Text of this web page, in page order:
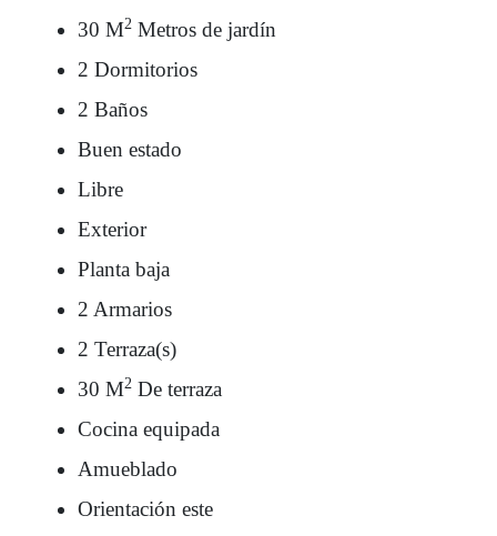
30 M2 Metros de jardín
2 Dormitorios
2 Baños
Buen estado
Libre
Exterior
Planta baja
2 Armarios
2 Terraza(s)
30 M2 De terraza
Cocina equipada
Amueblado
Orientación este